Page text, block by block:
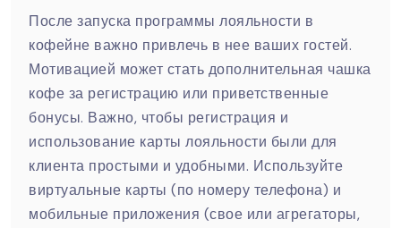
После запуска программы лояльности в
кофейне важно привлечь в нее ваших гостей.
Мотивацией может стать дополнительная чашка
кофе за регистрацию или приветственные
бонусы. Важно, чтобы регистрация и
использование карты лояльности были для
клиента простыми и удобными. Используйте
виртуальные карты (по номеру телефона) и
мобильные приложения (свое или агрегаторы,